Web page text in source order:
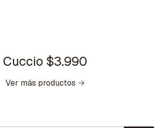
Cuccio $3.990
Ver más productos